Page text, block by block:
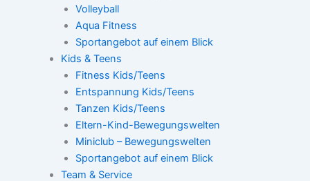
Volleyball
Aqua Fitness
Sportangebot auf einem Blick
Kids & Teens
Fitness Kids/Teens
Entspannung Kids/Teens
Tanzen Kids/Teens
Eltern-Kind-Bewegungswelten
Miniclub – Bewegungswelten
Sportangebot auf einem Blick
Team & Service